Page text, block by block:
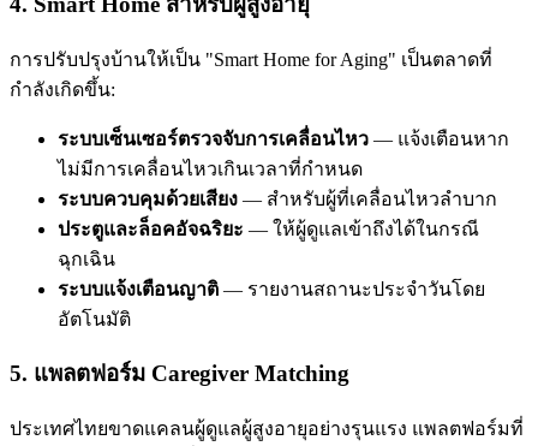
การปรับปรุงบ้านให้เป็น "Smart Home for Aging" เป็นตลาดที่
กำลังเกิดขึ้น:
ระบบเซ็นเซอร์ตรวจจับการเคลื่อนไหว — แจ้งเตือนหาก
ไม่มีการเคลื่อนไหวเกินเวลาที่กำหนด
ระบบควบคุมด้วยเสียง — สำหรับผู้ที่เคลื่อนไหวลำบาก
ประตูและล็อคอัจฉริยะ — ให้ผู้ดูแลเข้าถึงได้ในกรณี
ฉุกเฉิน
ระบบแจ้งเตือนญาติ — รายงานสถานะประจำวันโดย
อัตโนมัติ
5. แพลตฟอร์ม Caregiver Matching
ประเทศไทยขาดแคลนผู้ดูแลผู้สูงอายุอย่างรุนแรง แพลตฟอร์มที่